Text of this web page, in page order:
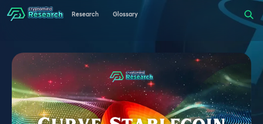
Research Glossary